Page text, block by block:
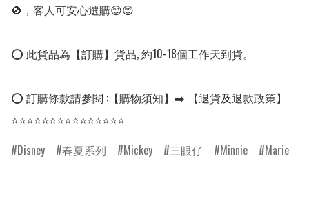
🚫，客人可安心選購😊😊
⭕ 此貨品為【訂購】貨品, 約10-18個工作天到貨。
⭕ 訂購條款請參閱 :【購物須知】➡️ 【退貨及退款政策】
⭐⭐⭐⭐⭐⭐⭐⭐⭐⭐⭐⭐⭐⭐⭐
Disney
春夏系列 Mickey 三眼仔 Minnie Marie